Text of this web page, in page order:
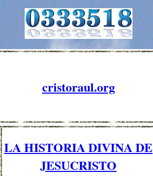
cristoraul.org
LA HISTORIA DIVINA DE
JESUCRISTO